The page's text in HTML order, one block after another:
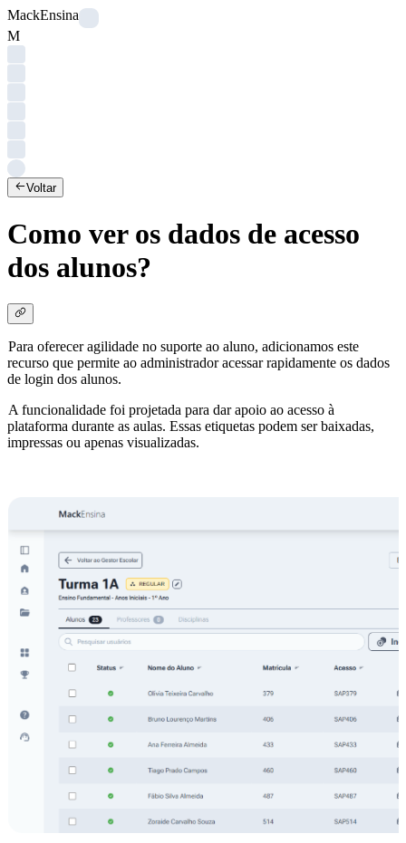
MackEnsina
M
Voltar
Como ver os dados de acesso
dos alunos?
Para oferecer agilidade no suporte ao aluno, adicionamos este
recurso que permite ao administrador acessar rapidamente os dados
de login dos alunos.
A funcionalidade foi projetada para dar apoio ao acesso à
plataforma durante as aulas. Essas etiquetas podem ser baixadas,
impressas ou apenas visualizadas.